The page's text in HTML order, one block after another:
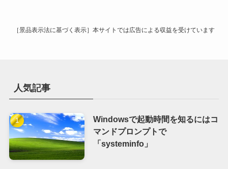
［景品表示法に基づく表示］本サイトでは広告による収益を受けています
人気記事
Windowsで起動時間を知るにはコ
マンドプロンプトで
「systeminfo」